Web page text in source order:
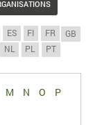
ES FI FR
GB
NL PL
PT
M N O
P